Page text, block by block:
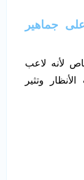
جماهير
لأنه لاعب
وتثير